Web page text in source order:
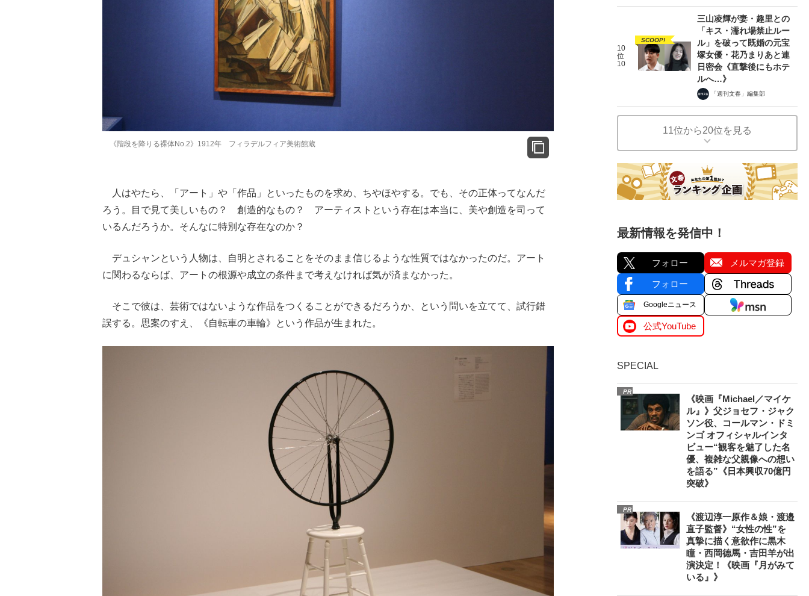
《階段を降りる裸体No.2》1912年 フィラデルフィア美術館蔵
人はやたら、「アート」や「作品」といったものを求め、ちやほやする。でも、その正体ってなんだ
ろう。目で見て美しいもの？ 創造的なもの？ アーティストという存在は本当に、美や創造を司って
いるんだろうか。そんなに特別な存在なのか？
デュシャンという人物は、自明とされることをそのまま信じるような性質ではなかったのだ。アート
に関わるならば、アートの根源や成立の条件まで考えなければ気が済まなかった。
そこで彼は、芸術ではないような作品をつくることができるだろうか、という問いを立てて、試行錯
誤する。思案のすえ、《自転車の車輪》という作品が生まれた。
10
位
10
SCOOP!
三山凌輝が妻・趣里との
「キス・濡れ場禁止ルー
ル」を破って既婚の元宝
塚女優・花乃まりあと連
日密会《直撃後にもホテ
ルへ…》
「週刊文春」編集部
11位から20位を見る
最新情報を発信中！
フォロー メルマガ登録
フォロー
Googleニュース
公式YouTube
SPECIAL
PR
《映画『Michael／マイケ
ル』》父ジョセフ・ジャク
ソン役、コールマン・ドミ
ンゴ オフィシャルインタ
ビュー“観客を魅了した名
優、複雑な父親像への想い
を語る”《日本興収70億円
突破》
PR
《渡辺淳一原作＆娘・渡邉
直子監督》“女性の性”を
真摯に描く意欲作に黒木
瞳・西岡德馬・吉田羊が出
演決定！《映画『月がみて
いる』》